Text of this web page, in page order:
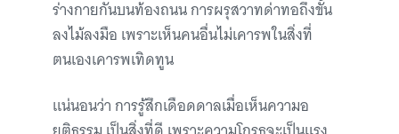
ร่างกายกันบนท้องถนน การผรุสวาทด่าทอถึงขั้น
ลงไม้ลงมือ เพราะเห็นคนอื่นไม่เคารพในสิ่งที่
ตนเองเคารพเทิดทูน
แน่นอนว่า การรู้สึกเดือดดาลเมื่อเห็นความอ